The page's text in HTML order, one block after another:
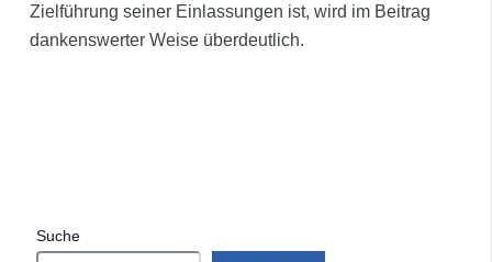
Zielführung seiner Einlassungen ist, wird im Beitrag
dankenswerter Weise überdeutlich.
Suche